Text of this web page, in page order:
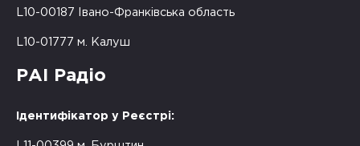
L10-00187 Івано-Франківська область
L10-01777 м. Калуш
РАІ Радіо
Ідентифікатор у Реєстрі: